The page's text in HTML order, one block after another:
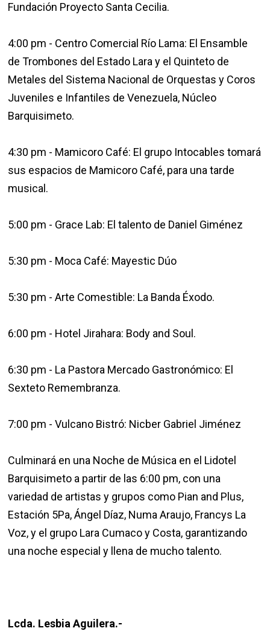
Fundación Proyecto Santa Cecilia.
4:00 pm - Centro Comercial Río Lama: El Ensamble
de Trombones del Estado Lara y el Quinteto de
Metales del Sistema Nacional de Orquestas y Coros
Juveniles e Infantiles de Venezuela, Núcleo
Barquisimeto.
4:30 pm - Mamicoro Café: El grupo Intocables tomará
sus espacios de Mamicoro Café, para una tarde
musical.
5:00 pm - Grace Lab: El talento de Daniel Giménez
5:30 pm - Moca Café: Mayestic Dúo
5:30 pm - Arte Comestible: La Banda Éxodo.
6:00 pm - Hotel Jirahara: Body and Soul.
6:30 pm - La Pastora Mercado Gastronómico: El
Sexteto Remembranza.
7:00 pm - Vulcano Bistró: Nicber Gabriel Jiménez
Culminará en una Noche de Música en el Lidotel
Barquisimeto a partir de las 6:00 pm, con una
variedad de artistas y grupos como Pian and Plus,
Estación 5Pa, Ángel Díaz, Numa Araujo, Francys La
Voz, y el grupo Lara Cumaco y Costa, garantizando
una noche especial y llena de mucho talento.
Lcda. Lesbia Aguilera.-